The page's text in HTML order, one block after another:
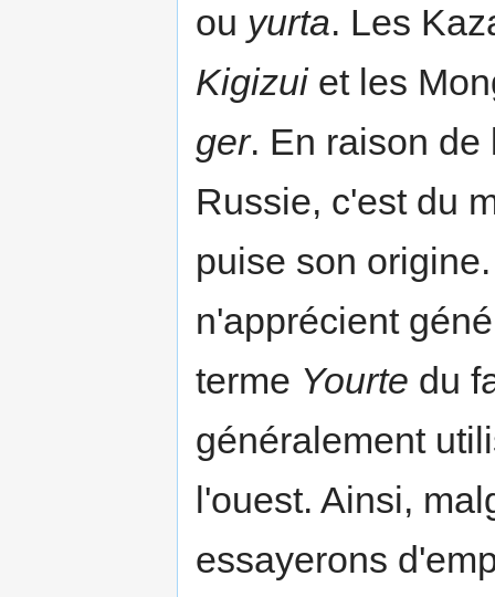
ou yurta. Les
Kigizuiet les
ger. En raison de
Russie, c'est du
puise son
n'apprécient
terme Yourte du
généralement
l'ouest. Ainsi,
essayerons